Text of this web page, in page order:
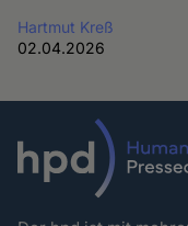
Hartmut Kreß
02.04.2026